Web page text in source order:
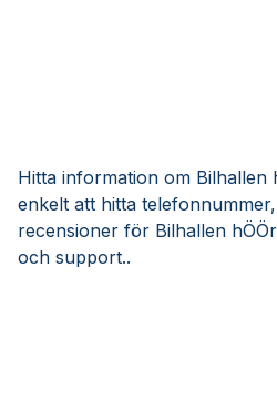
Hitta information om Bilhallen
enkelt att hitta
recensioner för Bilhallen
och support..